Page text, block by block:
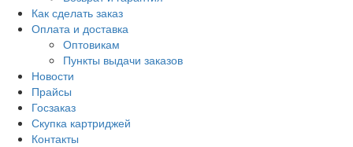
Как сделать заказ
Оплата и доставка
Оптовикам
Пункты выдачи заказов
Новости
Прайсы
Госзаказ
Скупка картриджей
Контакты